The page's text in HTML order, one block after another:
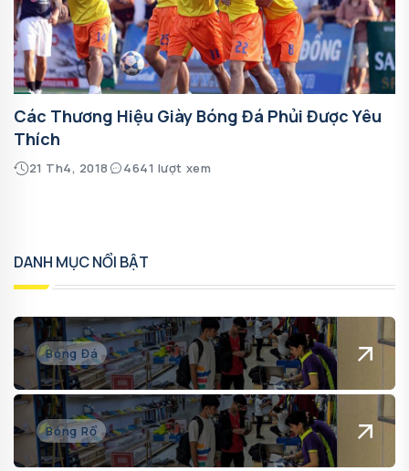
Các Thương Hiệu Giày Bóng Đá Phủi Được Yêu
Thích
21 Th4, 2018 4641 lượt xem
DANH MỤC NỔI BẬT
Bóng Đá
Bóng Rổ